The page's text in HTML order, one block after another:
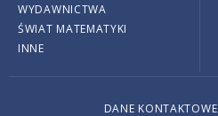
WYDAWNICTWA
ŚWIAT MATEMATYKI
INNE
DANE KONTAKTOWE